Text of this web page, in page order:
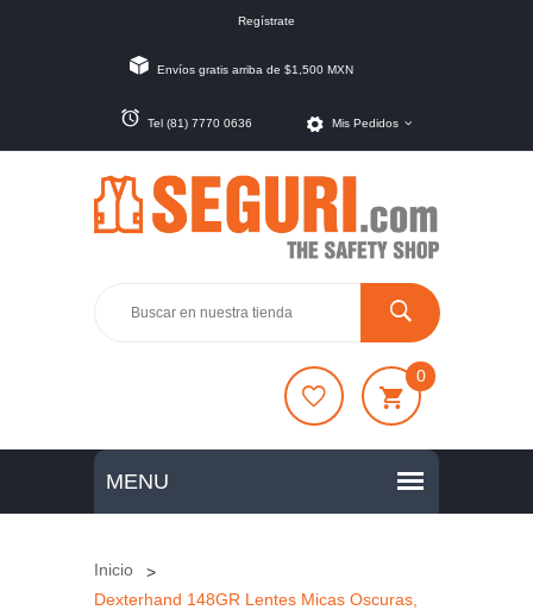
Regístrate
Envíos gratis arriba de $1,500 MXN
Tel (81) 7770 0636 Mis Pedidos
0
Inicio
Dexterhand 148GR Lentes Micas Oscuras,